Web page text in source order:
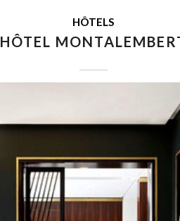
HÔTELS
HÔTEL